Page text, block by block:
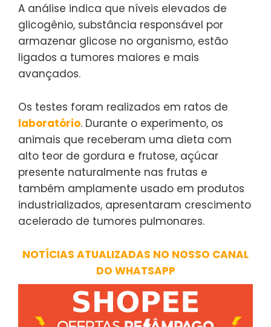
A análise indica que níveis elevados de
glicogênio, substância responsável por
armazenar glicose no organismo, estão
ligados a tumores maiores e mais
avançados.
Os testes foram realizados em ratos de
laboratório. Durante o experimento, os
animais que receberam uma dieta com
alto teor de gordura e frutose, açúcar
presente naturalmente nas frutas e
também amplamente usado em produtos
industrializados, apresentaram crescimento
acelerado de tumores pulmonares.
NOTÍCIAS ATUALIZADAS NO NOSSO CANAL
DO WHATSAPP